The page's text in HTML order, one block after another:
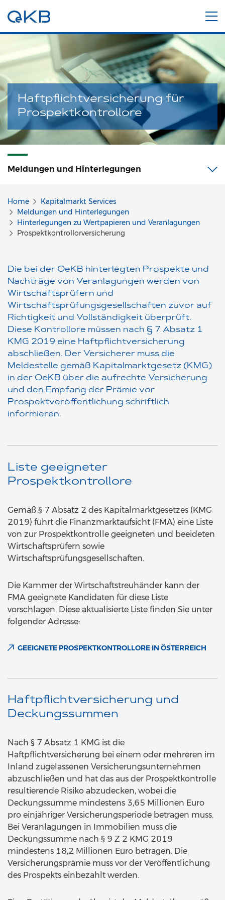
Haftpflichtversicherung für
Prospektkontrollore
Meldungen und Hinterlegungen
Home
Kapitalmarkt Services
Meldungen und Hinterlegungen
Hinterlegungen zu Wertpapieren und Veranlagungen
Prospektkontrollorversicherung
Die bei der OeKB hinterlegten Prospekte und
Nachträge von Veranlagungen werden von
Wirtschaftsprüfern und
Wirtschaftsprüfungsgesellschaften zuvor auf
Richtigkeit und Vollständigkeit überprüft.
Diese Kontrollore müssen nach § 7 Absatz 1
KMG 2019 eine Haftpflichtversicherung
abschließen. Der Versicherer muss die
Meldestelle gemäß Kapitalmarktgesetz (KMG)
in der OeKB über die aufrechte Versicherung
und den Empfang der Prämie vor
Prospektveröffentlichung schriftlich
informieren.
Liste geeigneter
Prospektkontrollore
Gemäß § 7 Absatz 2 des Kapitalmarktgesetzes (KMG
2019) führt die Finanzmarktaufsicht (FMA) eine Liste
von zur Prospektkontrolle geeigneten und beeideten
Wirtschaftsprüfern sowie
Wirtschaftsprüfungsgesellschaften.
Die Kammer der Wirtschaftstreuhänder kann der
FMA geeignete Kandidaten für diese Liste
vorschlagen. Diese aktualisierte Liste finden Sie unter
folgender Adresse:
GEEIGNETE PROSPEKTKONTROLLORE IN ÖSTERREICH
Haftpflichtversicherung und
Deckungssummen
Nach § 7 Absatz 1 KMG ist die
Haftpflichtversicherung bei einem oder mehreren im
Inland zugelassenen Versicherungsunternehmen
abzuschließen und hat das aus der Prospektkontrolle
resultierende Risiko abzudecken, wobei die
Deckungssumme mindestens 3,65 Millionen Euro
pro einjähriger Versicherungsperiode betragen muss.
Bei Veranlagungen in Immobilien muss die
Deckungssumme nach § 9 Z 2 KMG 2019
mindestens 18,2 Millionen Euro betragen. Die
Versicherungsprämie muss vor der Veröffentlichung
des Prospekts einbezahlt werden.